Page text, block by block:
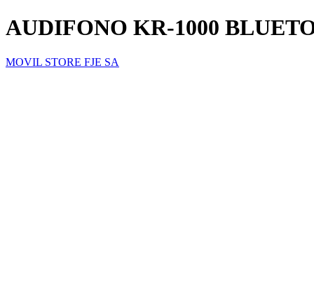
AUDIFONO KR-1000
MOVIL STORE FJE SA